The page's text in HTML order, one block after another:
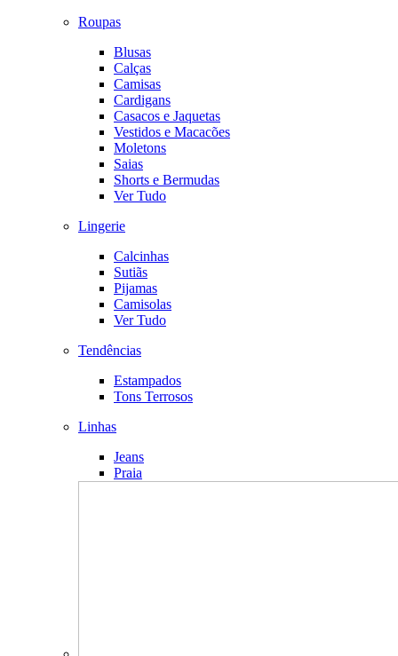
Roupas
Blusas
Calças
Camisas
Cardigans
Casacos e Jaquetas
Vestidos e Macacões
Moletons
Saias
Shorts e Bermudas
Ver Tudo
Lingerie
Calcinhas
Sutiãs
Pijamas
Camisolas
Ver Tudo
Tendências
Estampados
Tons Terrosos
Linhas
Jeans
Praia